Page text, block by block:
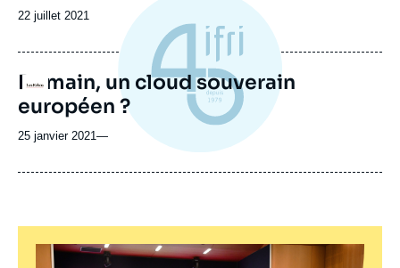
Date
publication
22 juillet 2021
Logo
Demain, un cloud souverain
européen ?
25 janvier 2021—